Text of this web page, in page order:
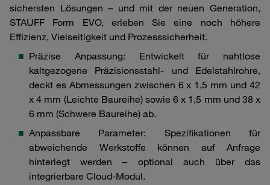
sichersten Lösungen – und mit der neuen Generation,
STAUFF Form EVO, erleben Sie eine noch höhere
Effizienz, Vielseitigkeit und Prozesssicherheit.
Präzise Anpassung: Entwickelt für nahtlose
kaltgezogene Präzisionsstahl- und Edelstahlrohre,
deckt es Abmessungen zwischen 6 x 1,5 mm und 42
x 4 mm (Leichte Baureihe) sowie 6 x 1,5 mm und 38 x
6 mm (Schwere Baureihe) ab.
Anpassbare Parameter: Spezifikationen für
abweichende Werkstoffe können auf Anfrage
hinterlegt werden – optional auch über das
integrierbare Cloud-Modul.